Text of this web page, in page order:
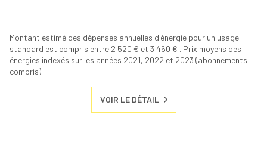
Montant estimé des dépenses annuelles d'énergie pour un usage
standard est compris entre 2 520 € et 3 460 € . Prix moyens des
énergies indexés sur les années 2021, 2022 et 2023 (abonnements
compris).
VOIR LE DÉTAIL